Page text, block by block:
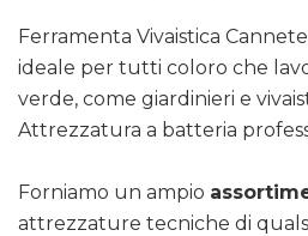
Ferramenta Vivaistica
ideale per tutti coloro che
verde, come giardinieri e
Attrezzatura a batteria
Forniamo un ampio
attrezzature tecniche di